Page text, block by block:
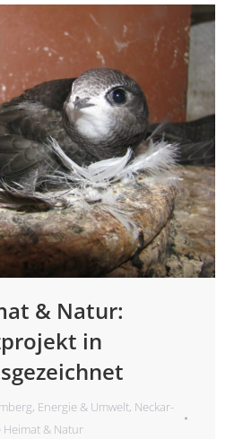
& Natur:
in
, Energie & Umwelt, Neckar-
Heimat & Natur